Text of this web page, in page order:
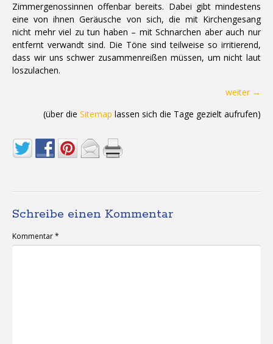
Zimmergenossinnen offenbar bereits. Dabei gibt mindestens
eine von ihnen Geräusche von sich, die mit Kirchengesang
nicht mehr viel zu tun haben – mit Schnarchen aber auch nur
entfernt verwandt sind. Die Töne sind teilweise so irritierend,
dass wir uns schwer zusammenreißen müssen, um nicht laut
loszulachen.
weiter →
(über die Sitemap lassen sich die Tage gezielt aufrufen)
Schreibe einen Kommentar
Kommentar*